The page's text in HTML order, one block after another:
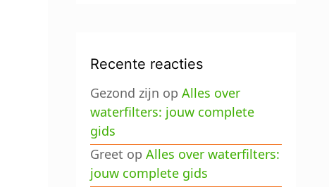
Recente reacties
Gezond zijn op Alles over
waterfilters: jouw complete
gids
Greet op Alles over waterfilters:
jouw complete gids